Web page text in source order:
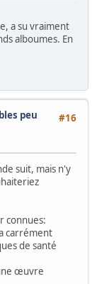
a su vraiment
alboumes. En
#16
peu
suit, mais n'y
connues:
carrément
de santé
œuvre